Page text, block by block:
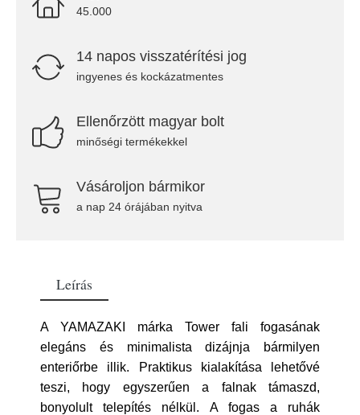
45.000
14 napos visszatérítési jog
ingyenes és kockázatmentes
Ellenőrzött magyar bolt
minőségi termékekkel
Vásároljon bármikor
a nap 24 órájában nyitva
Leírás
A YAMAZAKI márka Tower fali fogasának
elegáns és minimalista dizájnja bármilyen
enteriőrbe illik. Praktikus kialakítása lehetővé
teszi, hogy egyszerűen a falnak támaszd,
bonyolult telepítés nélkül. A fogas a ruhák